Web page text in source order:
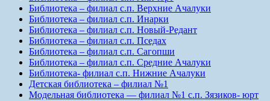
Библиотека – филиал с.п. Верхние Ачалуки
Библиотека – филиал с.п. Инарки
Библиотека – филиал с.п. Новый-Редант
Библиотека – филиал с.п. Пседах
Библиотека – филиал с.п. Сагопши
Библиотека – филиал с.п. Средние Ачалуки
Библиотека- филиал с.п. Нижние Ачалуки
Детская библиотека – филиал №1
Модельная библиотека — филиал №1 с.п. Зязиков- юрт